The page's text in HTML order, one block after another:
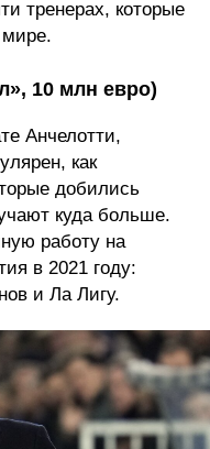
тренерах, которые
10 млн евро)
Анчелотти,
как
добились
куда больше.
работу на
в 2021 году:
и Ла Лигу.